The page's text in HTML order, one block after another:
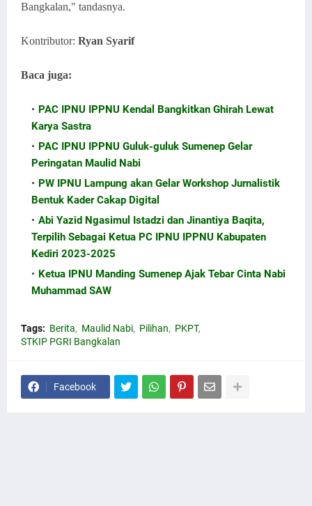
Bangkalan," tandasnya.
Kontributor: Ryan Syarif
Baca juga:
PAC IPNU IPPNU Kendal Bangkitkan Ghirah Lewat
Karya Sastra
PAC IPNU IPPNU Guluk-guluk Sumenep Gelar
Peringatan Maulid Nabi
PW IPNU Lampung akan Gelar Workshop Jurnalistik
Bentuk Kader Cakap Digital
Abi Yazid Ngasimul Istadzi dan Jinantiya Baqita,
Terpilih Sebagai Ketua PC IPNU IPPNU Kabupaten
Kediri 2023-2025
Ketua IPNU Manding Sumenep Ajak Tebar Cinta Nabi
Muhammad SAW
Tags: Berita Maulid Nabi Pilihan
PKPT
STKIP PGRI Bangkalan
Facebook